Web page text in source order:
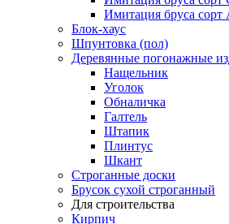
Имитация бруса сорт
Блок-хаус
Шпунтовка (пол)
Деревянные погонажные
Нащельник
Уголок
Обналичка
Галтель
Штапик
Плинтус
Шкант
Строганные доски
Брусок сухой строганный
Для строительства
Кирпич